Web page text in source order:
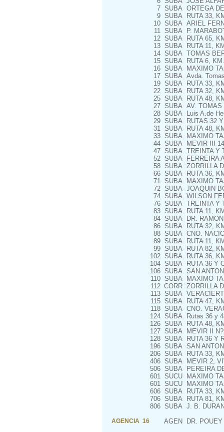
7 SUBA ORTEGA
9 SUBA RUTA 33,
10 SUBA ARIEL
11 SUBA P.
12 SUBA RUTA 65,
13 SUBA RUTA 11,
14 SUBA TOMAS
15 SUBA RUTA 6,
16 SUBA MAXIMO
17 SUBA Avda.
19 SUBA RUTA 33,
22 SUBA RUTA 32,
25 SUBA RUTA 48,
27 SUBA AV. TOMAS
28 SUBA Luis A.de
29 SUBA RUTAS 32
31 SUBA RUTA 48,
33 SUBA MAXIMO
44 SUBA MEVIR III
47 SUBA TREINTA Y
52 SUBA FERREIRA
58 SUBA ZORRILLA
66 SUBA RUTA 36,
71 SUBA MAXIMO
72 SUBA JOAQUIN
74 SUBA WILSON
76 SUBA TREINTA Y
83 SUBA RUTA 11,
84 SUBA DR.
86 SUBA RUTA 32,
88 SUBA CNO.
89 SUBA RUTA 11,
99 SUBA RUTA 82,
102 SUBA RUTA 36,
104 SUBA RUTA 36 Y
106 SUBA SAN
110 SUBA MAXIMO
112 CORR ZORRILLA
113 SUBA
115 SUBA RUTA 47,
118 SUBA CNO.
124 SUBA Rutas 36 y
126 SUBA RUTA 48,
127 SUBA MEVIR II
128 SUBA RUTA 36 Y
196 SUBA SAN
206 SUBA RUTA 33,
406 SUBA MEVIR 2,
506 SUBA PEREIRA
601 SUCU MAXIMO
601 SUCU MAXIMO
606 SUBA RUTA 33,
706 SUBA RUTA 81,
806 SUBA J. B.
AGENCIA 16 AGEN DR. POUEY